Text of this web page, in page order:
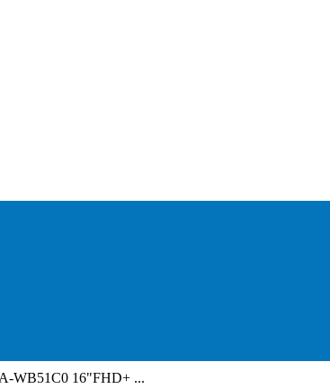
WB51C0 16"FHD+ ...